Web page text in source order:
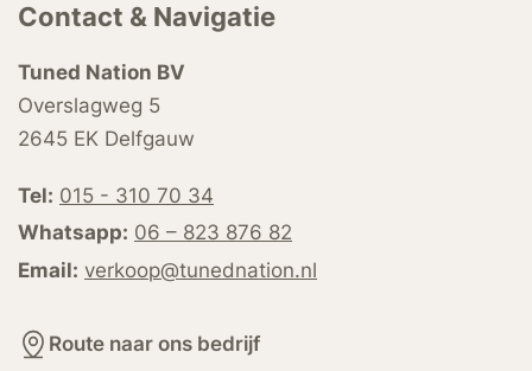
Contact & Navigatie
Tuned Nation BV
Overslagweg 5
2645 EK Delfgauw
Tel: 015 - 310 70 34
Whatsapp: 06 – 823 876 82
Email: verkoop@tunednation.nl
Route naar ons bedrijf